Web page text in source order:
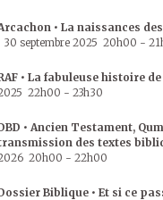
• La naissances
30 septembre 2025 20h00 -
• La fabuleuse histoire
22h00 - 23h30
• Ancien Testament,
des textes
20h00 - 22h00
Biblique • Et si ce